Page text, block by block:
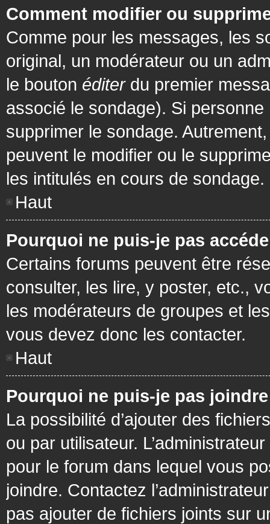
Comment modifier ou
Comme pour les messages, les
original, un modérateur ou un
le bouton éditerdu premier
associé le sondage). Si personne
supprimer le sondage.
peuvent le modifier ou le
les intitulés en cours de sondage.
Haut
Pourquoi ne puis-je pas
Certains forums peuvent être
consulter, les lire, y poster, etc.,
les modérateurs de groupes et
vous devez donc les contacter.
Haut
Pourquoi ne puis-je pas
La possibilité d’ajouter des
ou par utilisateur.
pour le forum dans lequel vous
joindre. Contactez
pas ajouter de fichiers joints sur